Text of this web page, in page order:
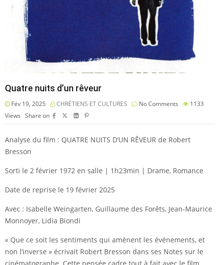
Quatre nuits d’un rêveur
Fév 19, 2025 CHRÉTIENS ET CULTURES No Comments
1133
Views Share on
Analyse du film : QUATRE NUITS D’UN RÊVEUR de Robert
Bresson
Sorti le 2 février 1972 en salle | 1h23min | Drame, Romance
Date de reprise le 19 février 2025
Avec : Isabelle Weingarten, Guillaume des Forêts, Jean-Maurice
Monnoyer, Lidia Biondi
« Que ce soit les sentiments qui amènent les événements, et
non l’inverse » écrivait Robert Bresson dans ses Notes sur le